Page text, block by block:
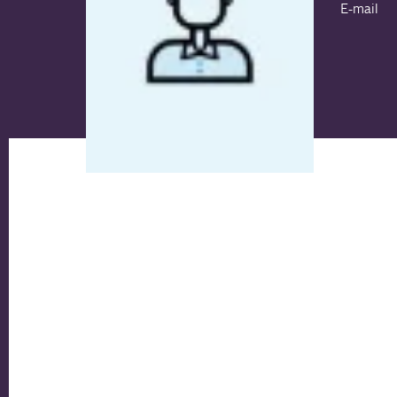
E-mail